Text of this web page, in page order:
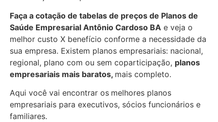
Faça a cotação de tabelas de preços de Planos de
Saúde Empresarial Antônio Cardoso BA e veja o
melhor custo X benefício conforme a necessidade da
sua empresa. Existem planos empresariais: nacional,
regional, plano com ou sem coparticipação, planos
empresariais mais baratos, mais completo.
Aqui você vai encontrar os melhores planos
empresariais para executivos, sócios funcionários e
familiares.